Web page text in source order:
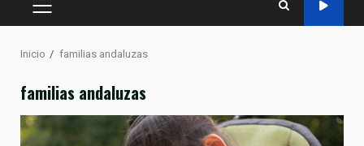
MENÚ
Inicio familias andaluzas
familias andaluzas